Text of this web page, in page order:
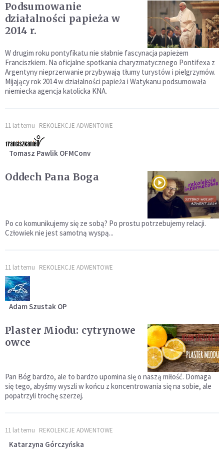
Podsumowanie
działalności papieża w
2014 r.
W drugim roku pontyfikatu nie słabnie fascynacja papieżem
Franciszkiem. Na oficjalne spotkania charyzmatycznego Pontifexa z
Argentyny nieprzerwanie przybywają tłumy turystów i pielgrzymów.
Mijający rok 2014 w działalności papieża i Watykanu podsumowała
niemiecka agencja katolicka KNA.
11 lat temu REKOLEKCJE ADWENTOWE
Tomasz Pawlik OFMConv
Oddech Pana Boga
Po co komunikujemy się ze sobą? Po prostu potrzebujemy relacji.
Człowiek nie jest samotną wyspą...
11 lat temu REKOLEKCJE ADWENTOWE
Adam Szustak OP
Plaster Miodu: cytrynowe
owce
Pan Bóg bardzo, ale to bardzo upomina się o naszą miłość. Domaga
się tego, abyśmy wyszli w końcu z koncentrowania się na sobie, ale
popatrzyli trochę szerzej.
11 lat temu REKOLEKCJE ADWENTOWE
Katarzyna Górczyńska